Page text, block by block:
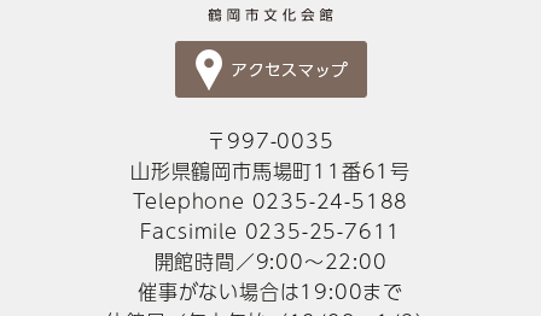
〒997-0035
山形県鶴岡市馬場町11番61号
Telephone 0235-24-5188
Facsimile 0235-25-7611
開館時間／9:00～22:00
催事がない場合は19:00まで